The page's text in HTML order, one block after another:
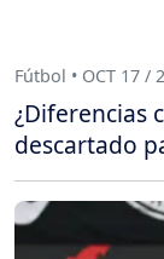
Fútbol • OCT 17 /
¿Diferencias
descartado